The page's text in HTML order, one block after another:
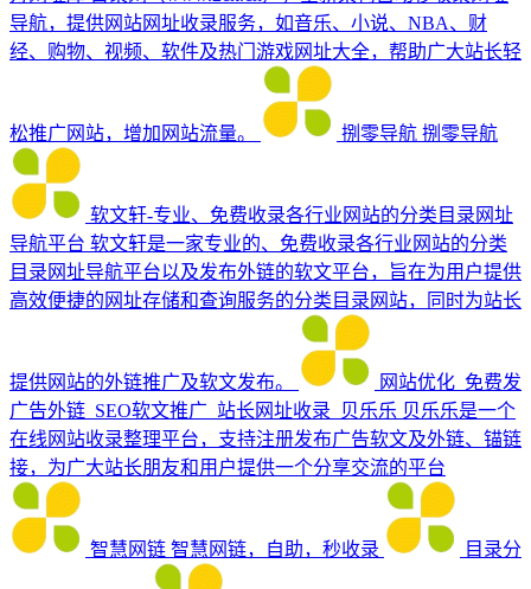
导航，提供网站网址收录服务，如音乐、小说、NBA、财
经、购物、视频、软件及热门游戏网址大全，帮助广大站长轻
松推广网站，增加网站流量。 捌零导航 捌零导航
软文轩-专业、免费收录各行业网站的分类目录网址
导航平台 软文轩是一家专业的、免费收录各行业网站的分类
目录网址导航平台以及发布外链的软文平台，旨在为用户提供
高效便捷的网址存储和查询服务的分类目录网站，同时为站长
提供网站的外链推广及软文发布。
网站优化_免费发
广告外链_SEO软文推广_站长网址收录_贝乐乐 贝乐乐是一个
在线网站收录整理平台，支持注册发布广告软文及外链、锚链
接，为广大站长朋友和用户提供一个分享交流的平台
智慧网链 智慧网链，自助，秒收录 目录分